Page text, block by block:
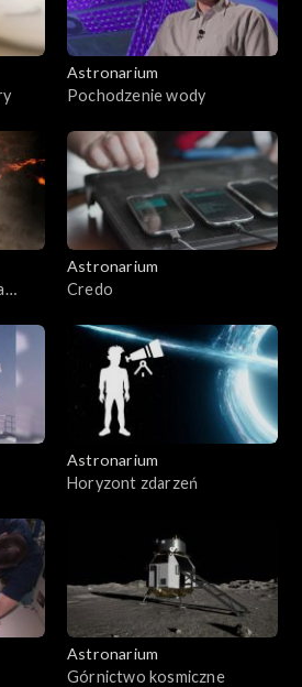
Astronarium
Pochodzenie wody
Astronarium
Credo
Astronarium
Horyzont zdarzeń
Astronarium
Górnictwo kosmiczne